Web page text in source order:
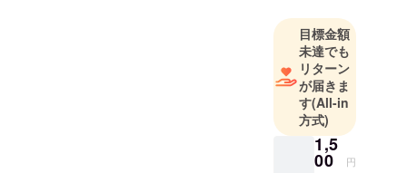
目標金額
未達でも
リターン
が届きま
す(All-in
方式)
1,5
00 円